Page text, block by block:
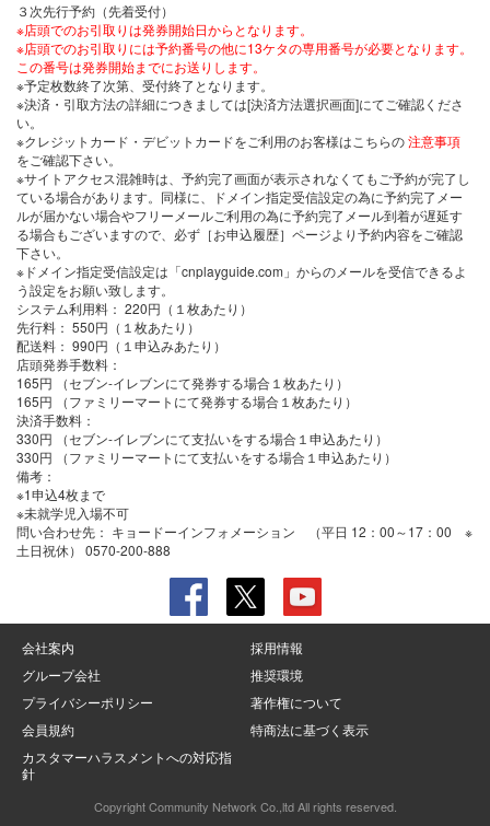
３次先行予約（先着受付）
※店頭でのお引取りは発券開始日からとなります。
※店頭でのお引取りには予約番号の他に13ケタの専用番号が必要となります。
この番号は発券開始までにお送りします。
※予定枚数終了次第、受付終了となります。
※決済・引取方法の詳細につきましては[決済方法選択画面]にてご確認くださ
い。
※クレジットカード・デビットカードをご利用のお客様はこちらの注意事項
をご確認下さい。
※サイトアクセス混雑時は、予約完了画面が表示されなくてもご予約が完了し
ている場合があります。同様に、ドメイン指定受信設定の為に予約完了メー
ルが届かない場合やフリーメールご利用の為に予約完了メール到着が遅延す
る場合もございますので、必ず［お申込履歴］ページより予約内容をご確認
下さい。
※ドメイン指定受信設定は「cnplayguide.com」からのメールを受信できるよ
う設定をお願い致します。
システム利用料： 220円（１枚あたり）
先行料 ： 550円（１枚あたり）
配送料： 990円（１申込みあたり）
店頭発券手数料 ：
165円 （セブン-イレブンにて発券する場合１枚あたり）
165円 （ファミリーマートにて発券する場合１枚あたり）
決済手数料 ：
330円 （セブン-イレブンにて支払いをする場合１申込あたり）
330円 （ファミリーマートにて支払いをする場合１申込あたり）
備考：
※1申込4枚まで
※未就学児入場不可
問い合わせ先： キョードーインフォメーション （平日 12：00～17：00 ※
土日祝休） 0570-200-888
会社案内
採用情報
グループ会社
推奨環境
プライバシーポリシー
著作権について
会員規約
特商法に基づく表示
カスタマーハラスメントへの対応指
針
Copyright Community Network Co.,ltd All rights reserved.